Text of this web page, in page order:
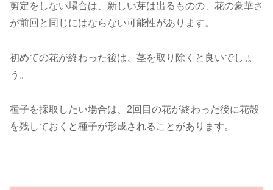
剪定をしない場合は、新しい芽は出るものの、花の豪華さ
が前回と同じにはならない可能性があります。
初めての花が終わった後は、茎を取り除くと良いでしょ
う。
種子を採取したい場合は、2回目の花が終わった後に花殻
を残しておくと種子が形成されることがあります。